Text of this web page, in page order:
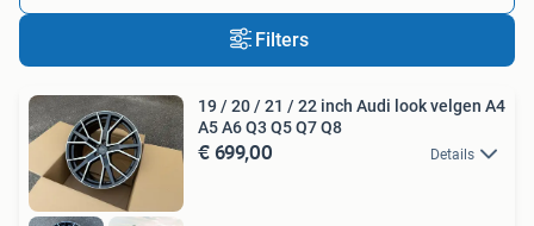
Filters
19 / 20 / 21 / 22 inch Audi look velgen A4
A5 A6 Q3 Q5 Q7 Q8
€ 699,00 Details